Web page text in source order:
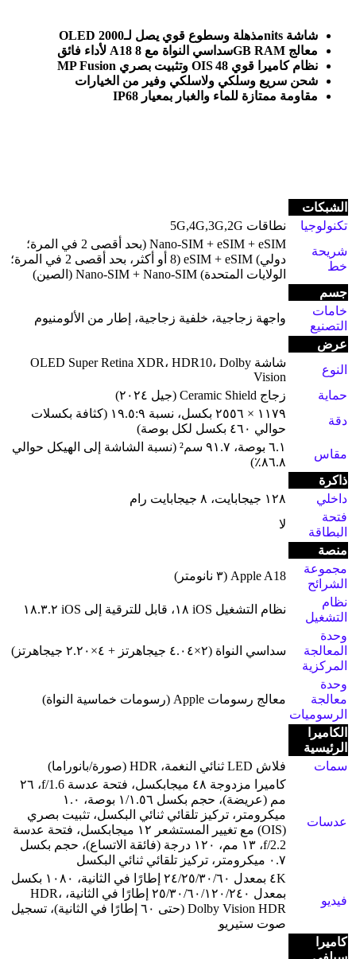
شاشة مذهلة وسطوع قوي يصل لـ2000nits
معالج
سداسي النواة مع 8GB RAM
لأداء فائق
نظام كاميرا قوي 48
MP Fusion وتثبيت بصري OIS
شحن سريع وسلكي ولاسلكي وفير من الخيارات
مقاومة ممتازة للماء والغبار بمعيار
الشبكات
تكنولوجيا
نطاقات 5G,4G,3G,2G
شريحة
خط
Nano-SIM + eSIM + eSIM (بحد أقصى 2 في المرة؛
دولي) eSIM + eSIM (8 أو أكثر، بحد أقصى 2 في المرة؛
الولايات المتحدة) Nano-SIM + Nano-SIM (الصين)
جسم
خامات
التصنيع
واجهة زجاجية، خلفية زجاجية، إطار من الألومنيوم
عرض
النوع
شاشة OLED Super Retina XDR، HDR10، Dolby
Vision
حماية
زجاج Ceramic Shield (جيل ٢٠٢٤)
دقة
١١٧٩ × ٢٥٥٦ بكسل، نسبة ١٩.٥:٩ (كثافة بكسلات
حوالي ٤٦٠ بكسل لكل بوصة)
مقاس
٦.١ بوصة، ٩١.٧ سم² (نسبة الشاشة إلى الهيكل حوالي
٨٦.٨٪)
ذاكرة
داخلي
١٢٨ جيجابايت، ٨ جيجابايت رام
فتحة
البطاقة
لا
منصة
مجموعة
الشرائح
Apple A18 (٣ نانومتر)
نظام
التشغيل
نظام التشغيل iOS ١٨، قابل للترقية إلى iOS ١٨.٣.٢
وحدة
المعالجة
المركزية
سداسي النواة (٢×٤.٠٤ جيجاهرتز + ٤×٢.٢٠ جيجاهرتز)
وحدة
معالجة
الرسوميات
معالج رسومات Apple (رسومات خماسية النواة)
الكاميرا
الرئيسية
سمات
فلاش LED ثنائي النغمة، HDR (صورة/بانوراما)
عدسات
كاميرا مزدوجة ٤٨ ميجابكسل، فتحة عدسة f/1.6، ٢٦
مم (عريضة)، حجم بكسل ١/١.٥٦ بوصة، ١.٠
ميكرومتر، تركيز تلقائي ثنائي البكسل، تثبيت بصري
(OIS) مع تغيير المستشعر ١٢ ميجابكسل، فتحة عدسة
f/2.2، ١٣ مم، ١٢٠ درجة (فائقة الاتساع)، حجم بكسل
٠.٧ ميكرومتر، تركيز تلقائي ثنائي البكسل
فيديو
٤K بمعدل ٢٤/٢٥/٣٠/٦٠ إطارًا في الثانية، ١٠٨٠ بكسل
بمعدل ٢٥/٣٠/٦٠/١٢٠/٢٤٠ إطارًا في الثانية، HDR،
Dolby Vision HDR (حتى ٦٠ إطارًا في الثانية)، تسجيل
صوت ستيريو
كاميرا